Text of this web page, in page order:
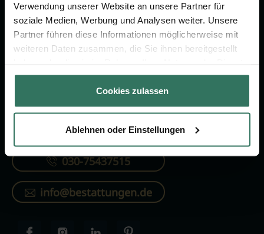
Verwendung unserer Website an unsere Partner für
soziale Medien, Werbung und Analysen weiter. Unsere
Partner führen diese Informationen möglicherweise mit
weiteren Daten zusammen, die Sie ihnen bereitgestellt
gesammelt haben.
Cookies zulassen
Ablehnen oder Einstellungen
FÜR SIE
Vergleich
Verzeichnis
FÜR BESTATTER
Online-Portal
KONTAKTIEREN SIE UNS
030-75437515
info@bestattungen.de